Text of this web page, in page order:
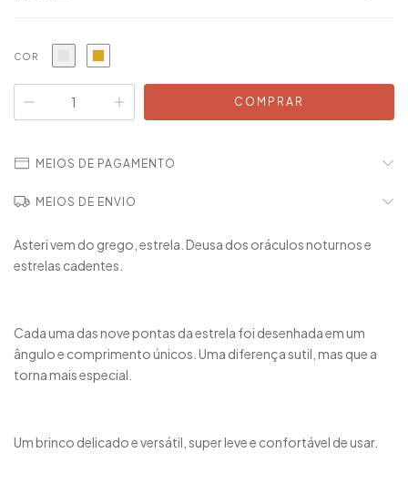
COR
MEIOS DE PAGAMENTO
MEIOS DE ENVIO
Asteri vem do grego, estrela. Deusa dos oráculos noturnos e
estrelas cadentes.
Cada uma das nove pontas da estrela foi desenhada em um
ângulo e comprimento únicos. Uma diferença sutil, mas que a
torna mais especial.
Um brinco delicado e versátil, super leve e confortável de usar.